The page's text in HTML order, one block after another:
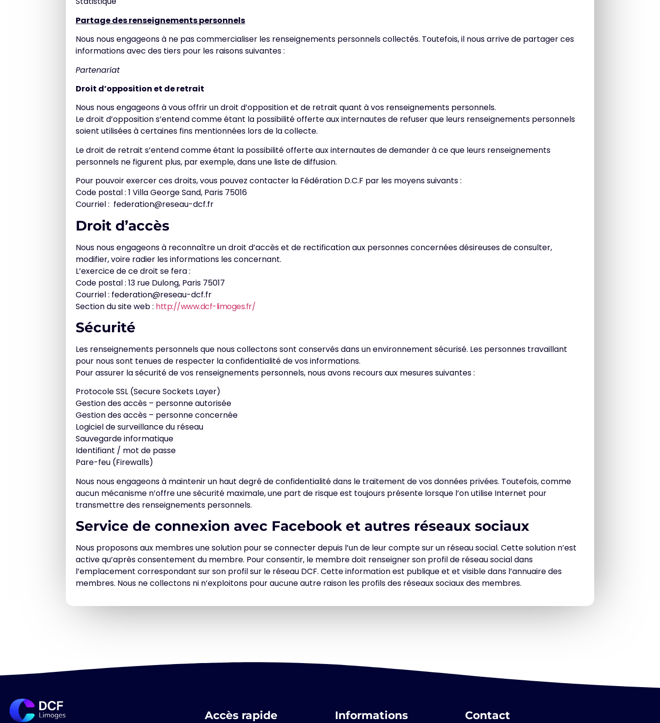
Partage des renseignements personnels
Nous nous engageons à ne pas commercialiser les renseignements personnels collectés. Toutefois, il nous arrive de partager ces
informations avec des tiers pour les raisons suivantes :
Partenariat
Droit d’opposition et de retrait
Nous nous engageons à vous offrir un droit d’opposition et de retrait quant à vos renseignements personnels.
Le droit d’opposition s’entend comme étant la possibilité offerte aux internautes de refuser que leurs renseignements personnels
soient utilisées à certaines fins mentionnées lors de la collecte.
Le droit de retrait s’entend comme étant la possibilité offerte aux internautes de demander à ce que leurs renseignements
personnels ne figurent plus, par exemple, dans une liste de diffusion.
Pour pouvoir exercer ces droits, vous pouvez contacter la Fédération D.C.F par les moyens suivants :
Code postal : 1 Villa George Sand, Paris 75016
Courriel : federation@reseau-dcf.fr
Droit d’accès
Nous nous engageons à reconnaître un droit d’accès et de rectification aux personnes concernées désireuses de consulter,
modifier, voire radier les informations les concernant.
L’exercice de ce droit se fera :
Code postal : 13 rue Dulong, Paris 75017
Courriel : federation@reseau-dcf.fr
Section du site web : http://www.dcf-limoges.fr/
Sécurité
Les renseignements personnels que nous collectons sont conservés dans un environnement sécurisé. Les personnes travaillant
pour nous sont tenues de respecter la confidentialité de vos informations.
Pour assurer la sécurité de vos renseignements personnels, nous avons recours aux mesures suivantes :
Protocole SSL (Secure Sockets Layer)
Gestion des accès – personne autorisée
Gestion des accès – personne concernée
Logiciel de surveillance du réseau
Sauvegarde informatique
Identifiant / mot de passe
Pare-feu (Firewalls)
Nous nous engageons à maintenir un haut degré de confidentialité dans le traitement de vos données privées. Toutefois, comme
aucun mécanisme n’offre une sécurité maximale, une part de risque est toujours présente lorsque l’on utilise Internet pour
transmettre des renseignements personnels.
Service de connexion avec Facebook et autres réseaux sociaux
Nous proposons aux membres une solution pour se connecter depuis l’un de leur compte sur un réseau social. Cette solution n’est
active qu’après consentement du membre. Pour consentir, le membre doit renseigner son profil de réseau social dans
l’emplacement correspondant sur son profil sur le réseau DCF. Cette information est publique et et visible dans l’annuaire des
membres. Nous ne collectons ni n’exploitons pour aucune autre raison les profils des réseaux sociaux des membres.
Accès rapide Informations Contact